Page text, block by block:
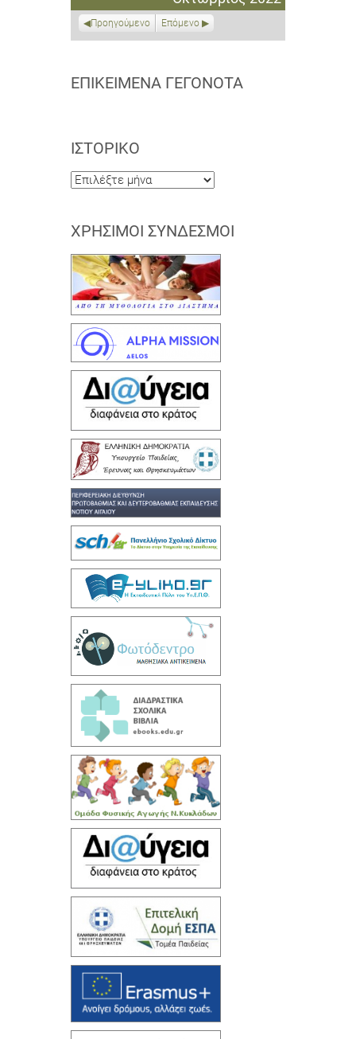
20222022202220222022
Προηγούμενο Επόμενο
ΕΠΙΚΕΊΜΕΝΑ ΓΕΓΟΝΌΤΑ
ΙΣΤΟΡΙΚΌ
Ιστορικό
ΧΡΉΣΙΜΟΙ ΣΎΝΔΕΣΜΟΙ